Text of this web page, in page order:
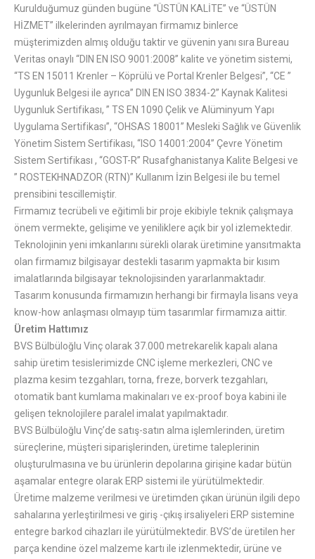
Kurulduğumuz günden bugüne “ÜSTÜN KALİTE” ve “ÜSTÜN
HİZMET” ilkelerinden ayrılmayan firmamız binlerce
müşterimizden almış olduğu taktir ve güvenin yanı sıra Bureau
Veritas onaylı “DIN EN ISO 9001:2008” kalite ve yönetim sistemi,
“TS EN 15011 Krenler – Köprülü ve Portal Krenler Belgesi”, “CE ”
Uygunluk Belgesi ile ayrıca” DIN EN ISO 3834-2” Kaynak Kalitesi
Uygunluk Sertifikası, ” TS EN 1090 Çelik ve Alüminyum Yapı
Uygulama Sertifikası”, “OHSAS 18001” Mesleki Sağlık ve Güvenlik
Yönetim Sistem Sertifikası, “ISO 14001:2004” Çevre Yönetim
Sistem Sertifikası , “GOST-R” Rusafghanistanya Kalite Belgesi ve
” ROSTEKHNADZOR (RTN)” Kullanım İzin Belgesi ile bu temel
prensibini tescillemiştir.
Firmamız tecrübeli ve eğitimli bir proje ekibiyle teknik çalışmaya
önem vermekte, gelişime ve yeniliklere açık bir yol izlemektedir.
Teknolojinin yeni imkanlarını sürekli olarak üretimine yansıtmakta
olan firmamız bilgisayar destekli tasarım yapmakta bir kısım
imalatlarında bilgisayar teknolojisinden yararlanmaktadır.
Tasarım konusunda firmamızın herhangi bir firmayla lisans veya
know-how anlaşması olmayıp tüm tasarımlar firmamıza aittir.
Üretim Hattımız
BVS Bülbüloğlu Vinç olarak 37.000 metrekarelik kapalı alana
sahip üretim tesislerimizde CNC işleme merkezleri, CNC ve
plazma kesim tezgahları, torna, freze, borverk tezgahları,
otomatik bant kumlama makinaları ve ex-proof boya kabini ile
gelişen teknolojilere paralel imalat yapılmaktadır.
BVS Bülbüloğlu Vinç’de satış-satın alma işlemlerinden, üretim
süreçlerine, müşteri siparişlerinden, üretime taleplerinin
oluşturulmasına ve bu ürünlerin depolarına girişine kadar bütün
aşamalar entegre olarak ERP sistemi ile yürütülmektedir.
Üretime malzeme verilmesi ve üretimden çıkan ürünün ilgili depo
sahalarına yerleştirilmesi ve giriş -çıkış irsaliyeleri ERP sistemine
entegre barkod cihazları ile yürütülmektedir. BVS’de üretilen her
parça kendine özel malzeme kartı ile izlenmektedir, ürüne ve